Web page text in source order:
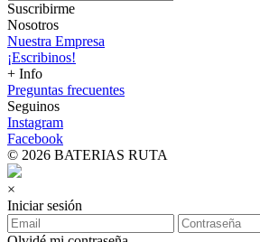
Suscribirme
Nosotros
Nuestra Empresa
¡Escribinos!
+ Info
Preguntas frecuentes
Seguinos
Instagram
Facebook
© 2026 BATERIAS RUTA
×
Iniciar sesión